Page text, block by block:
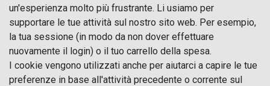
un'esperienza molto più frustrante. Li usiamo per
supportare le tue attività sul nostro sito web. Per esempio,
la tua sessione (in modo da non dover effettuare
nuovamente il login) o il tuo carrello della spesa.
I cookie vengono utilizzati anche per aiutarci a capire le tue
preferenze in base all'attività precedente o corrente sul